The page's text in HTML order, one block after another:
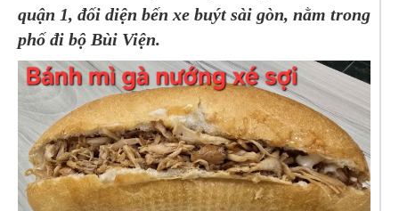
quận 1, đối diện bến xe buýt sài gòn, nằm trong
phố đi bộ Bùi Viện.